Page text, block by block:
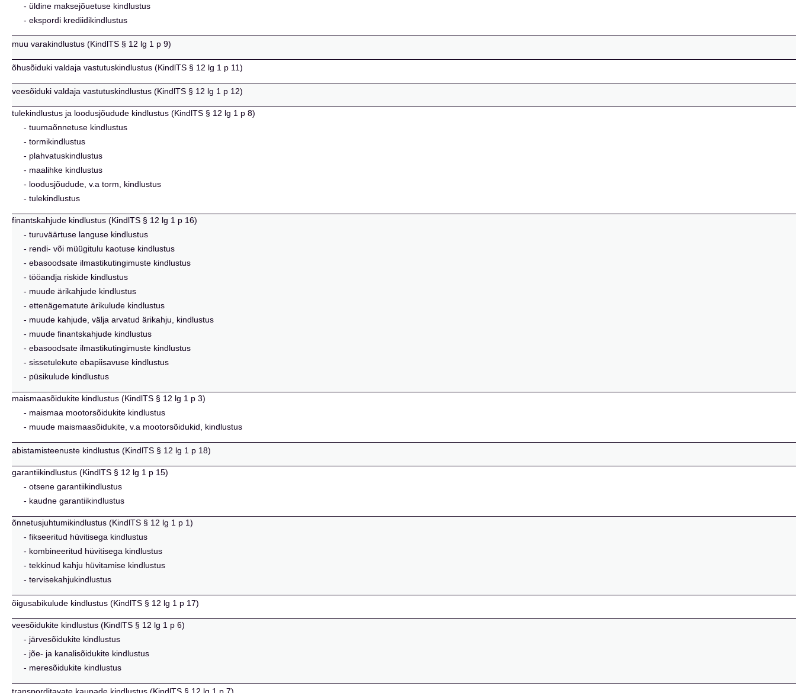
- üldine maksejõuetuse kindlustus
- ekspordi krediidikindlustus
muu varakindlustus (KindlTS § 12 lg 1 p 9)
õhusõiduki valdaja vastutuskindlustus (KindlTS § 12 lg 1 p 11)
veesõiduki valdaja vastutuskindlustus (KindlTS § 12 lg 1 p 12)
tulekindlustus ja loodusjõudude kindlustus (KindlTS § 12 lg 1 p 8)
- tuumaõnnetuse kindlustus
- tormikindlustus
- plahvatuskindlustus
- maalihke kindlustus
- loodusjõudude, v.a torm, kindlustus
- tulekindlustus
finantskahjude kindlustus (KindlTS § 12 lg 1 p 16)
- turuväärtuse languse kindlustus
- rendi- või müügitulu kaotuse kindlustus
- ebasoodsate ilmastikutingimuste kindlustus
- tööandja riskide kindlustus
- muude ärikahjude kindlustus
- ettenägematute ärikulude kindlustus
- muude kahjude, välja arvatud ärikahju, kindlustus
- muude finantskahjude kindlustus
- ebasoodsate ilmastikutingimuste kindlustus
- sissetulekute ebapiisavuse kindlustus
- püsikulude kindlustus
maismaasõidukite kindlustus (KindlTS § 12 lg 1 p 3)
- maismaa mootorsõidukite kindlustus
- muude maismaasõidukite, v.a mootorsõidukid, kindlustus
abistamisteenuste kindlustus (KindlTS § 12 lg 1 p 18)
garantiikindlustus (KindlTS § 12 lg 1 p 15)
- otsene garantiikindlustus
- kaudne garantiikindlustus
õnnetusjuhtumikindlustus (KindlTS § 12 lg 1 p 1)
- fikseeritud hüvitisega kindlustus
- kombineeritud hüvitisega kindlustus
- tekkinud kahju hüvitamise kindlustus
- tervisekahjukindlustus
õigusabikulude kindlustus (KindlTS § 12 lg 1 p 17)
veesõidukite kindlustus (KindlTS § 12 lg 1 p 6)
- järvesõidukite kindlustus
- jõe- ja kanalisõidukite kindlustus
- meresõidukite kindlustus
transporditavate kaupade kindlustus (KindlTS § 12 lg 1 p 7)